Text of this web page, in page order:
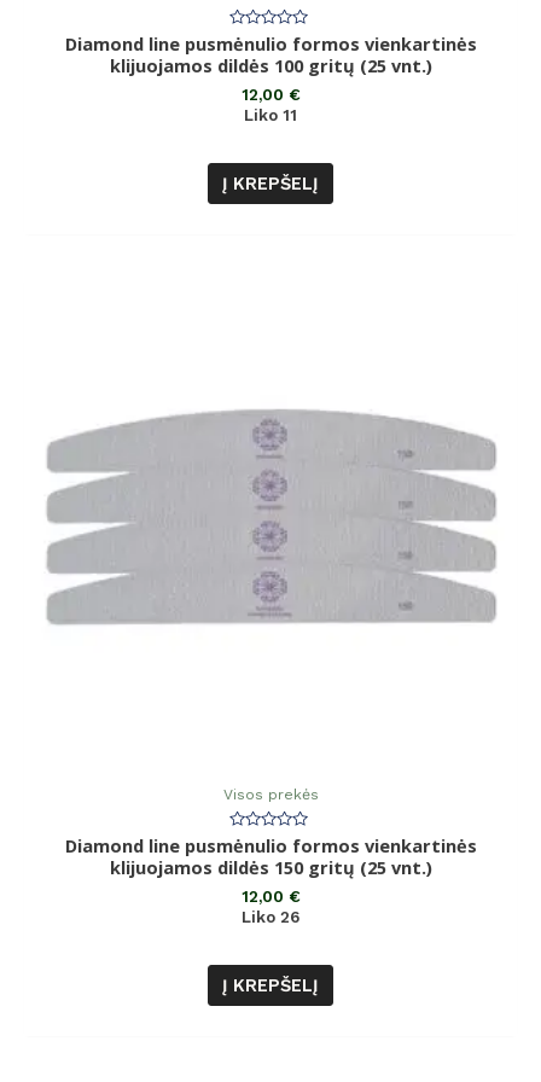
Įvertinimas:
0
iš
Diamond line pusmėnulio formos vienkartinės
klijuojamos dildės 100 gritų (25 vnt.)
12,00 €
Liko 11
Į KREPŠELĮ
Visos prekės
Įvertinimas:
0
iš
Diamond line pusmėnulio formos vienkartinės
klijuojamos dildės 150 gritų (25 vnt.)
12,00 €
Liko 26
Į KREPŠELĮ